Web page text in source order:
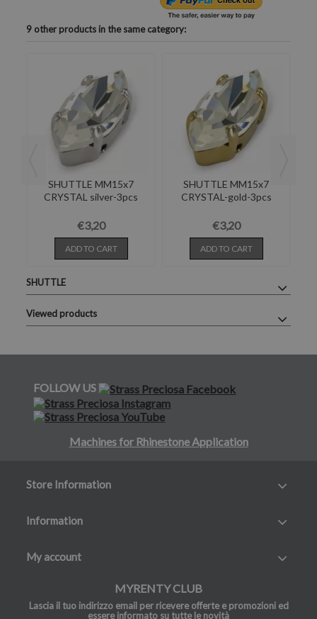
9 other products in the same category:
SHUTTLE MM15x7
CRYSTAL silver-3pcs
€3,20
ADD TO CART
SHUTTLE MM15x7
CRYSTAL-gold-3pcs
€3,20
ADD TO CART
SHUTTLE
Viewed products
FOLLOW US
Machines for Rhinestone Application
Store Information
Information
My account
MYRENTY CLUB
Lascia il tuo indirizzo email per ricevere offerte e promozioni ed
essere informato su tutte le novità